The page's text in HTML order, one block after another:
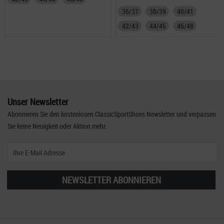
36/37 38/39
40/41
42/43
44/45 46/48
Unser Newsletter
Abonnieren Sie den kostenlosen ClassicSportShoes Newsletter und verpassen
Sie keine Neuigkeit oder Aktion mehr.
NEWSLETTER ABONNIEREN